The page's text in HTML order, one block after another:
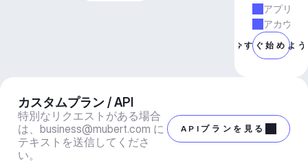
アプリと
アカウン
今すぐ始めよう
カスタムプラン / API
特別なリクエストがある場合
は、 business@mubert.com に
テキストを送信してくださ
い。
APIプランを見る